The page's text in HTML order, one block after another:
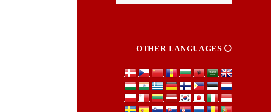
برای:
⚪️ OTHER LANGUAGES